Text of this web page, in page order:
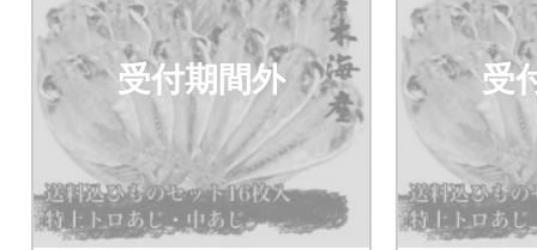
受付期間外 受